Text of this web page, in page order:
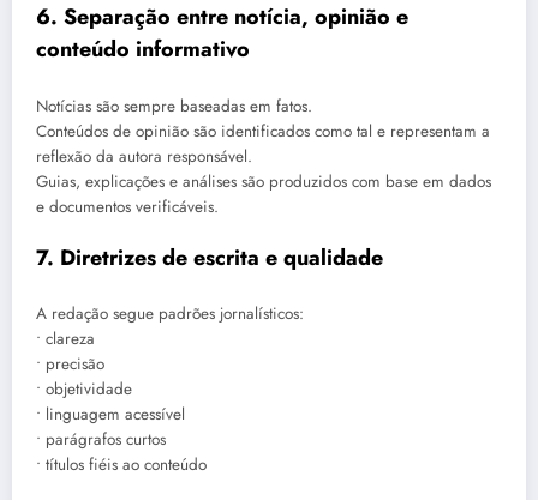
6. Separação entre notícia, opinião e
conteúdo informativo
Notícias são sempre baseadas em fatos.
Conteúdos de opinião são identificados como tal e representam a
reflexão da autora responsável.
Guias, explicações e análises são produzidos com base em dados
e documentos verificáveis.
7. Diretrizes de escrita e qualidade
A redação segue padrões jornalísticos:
• clareza
• precisão
• objetividade
• linguagem acessível
• parágrafos curtos
• títulos fiéis ao conteúdo